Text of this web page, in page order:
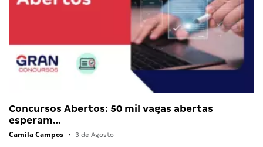
Concursos Abertos: 50 mil vagas abertas
esperam…
Camila Campos • 3 de Agosto